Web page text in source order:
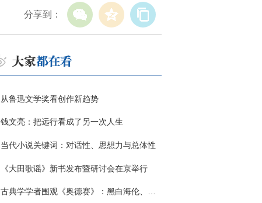
分享到：
从鲁迅文学奖看创作新趋势
钱文亮：把远行看成了另一次人生
当代小说关键词：对话性、思想力与总体性
《大田歌谣》新书发布暨研讨会在京举行
古典学学者围观《奥德赛》：黑白海伦、佩涅罗佩的别针与神秘入侵者